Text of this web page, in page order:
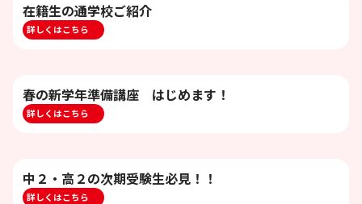
在籍生の通学校ご紹介
詳しくはこちら
春の新学年準備講座 はじめます！
詳しくはこちら
中２・高２の次期受験生必見！！
詳しくはこちら